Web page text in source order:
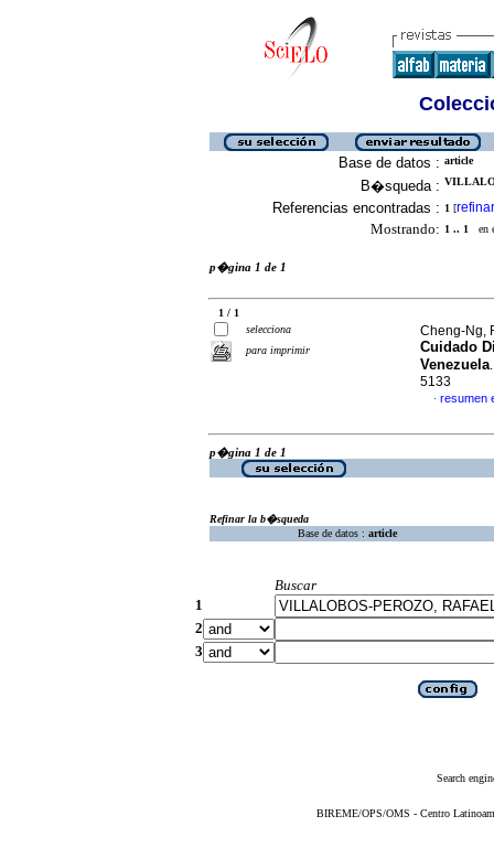
Base de datos : article
B�squeda :
Referencias encontradas : 1 [refinar
Mostrando: 1 .. 1 en
p�gina 1 de 1
1 / 1
selecciona
para imprimir
Cheng-Ng,
Cuidado
Venezuela
5133
· resumen
p�gina 1 de 1
Refinar la b�squeda
Base de datos : article
Buscar
1
2
3
Search
BIREME/OPS/OMS - Centro